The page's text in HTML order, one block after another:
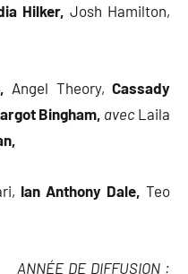
Hilker, Josh Hamilton,
Angel Theory, Cassady
Bingham, avecLaila
Ian Anthony Dale, Teo
ANNÉE DE DIFFUSION :